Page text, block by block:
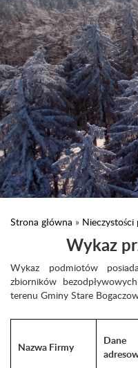
Strona główna » Nieczystości
Wykaz
Wykaz podmiotów
zbiorników
terenu Gminy Stare
Nazwa Firmy
Dane